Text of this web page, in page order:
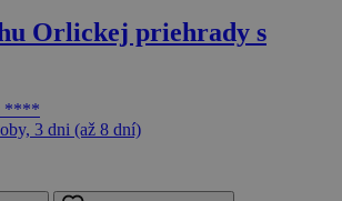
Orlickej priehrady s
****
3 dni (až 8 dní)